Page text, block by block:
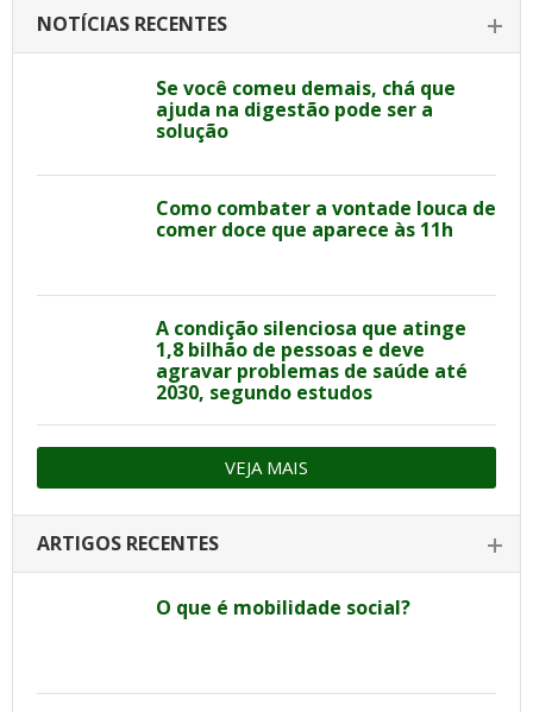
NOTÍCIAS RECENTES
Se você comeu demais, chá que
ajuda na digestão pode ser a
solução
Como combater a vontade louca de
comer doce que aparece às 11h
A condição silenciosa que atinge
1,8 bilhão de pessoas e deve
agravar problemas de saúde até
2030, segundo estudos
VEJA MAIS
ARTIGOS RECENTES
O que é mobilidade social?